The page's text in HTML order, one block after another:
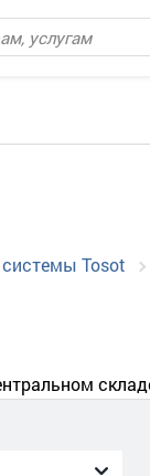
Tosot